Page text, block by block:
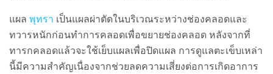
แผล พุทรา เป็นแผลผ่าตัดในบริเวณระหว่างช่องคลอดและ
ทวารหนักก่อนทำการคลอดเพื่อขยายช่องคลอด หลังจากที่
ทารกคลอดแล้วจะใช้เย็บแผลเพื่อปิดแผล การดูแลตะเข็บเหล่า
นี้มีความสำคัญเนื่องจากช่วยลดความเสี่ยงต่อการเกิดอาการ